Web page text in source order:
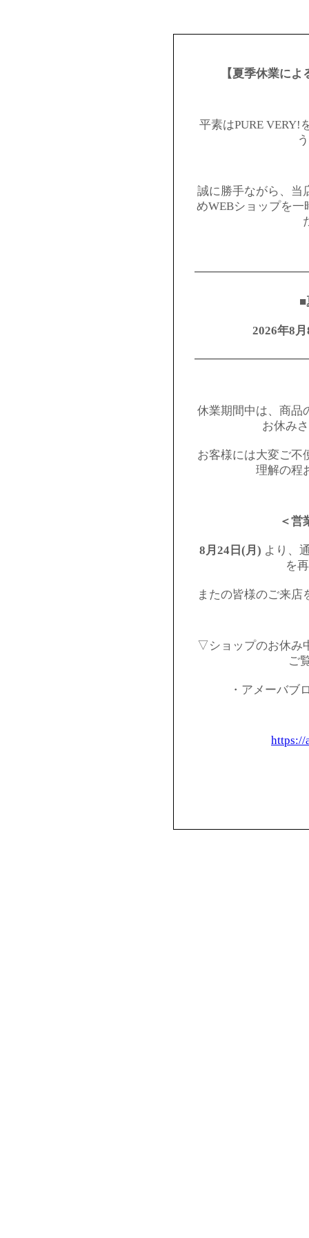
【夏季休業に
平素はPURE VERY!
誠に勝手ながら、当
めWEBショップを
■
2026年8
休業期間中は、商品
お休み
お客様には大変ご不
理解の程
＜営
8月24日(月) より、
を
またの皆様のご来店
▽ショップのお休み
ご
・アメーバブ
https://